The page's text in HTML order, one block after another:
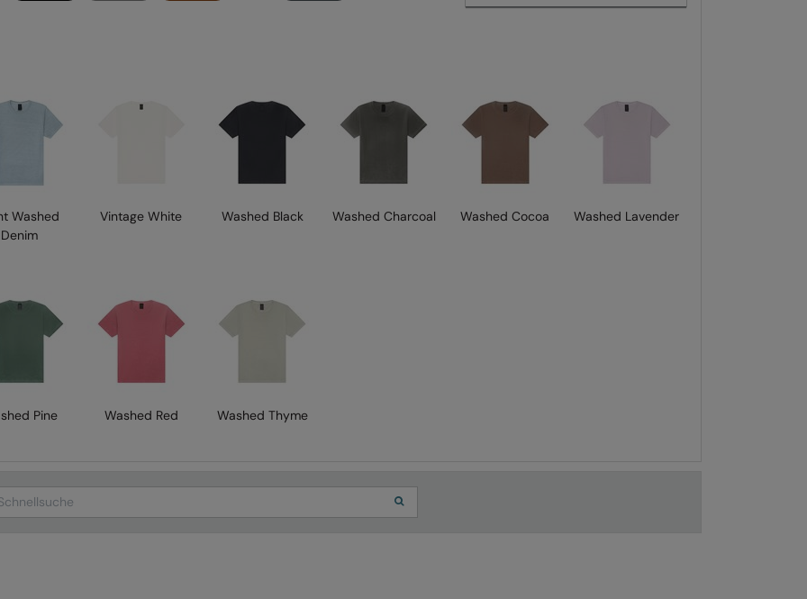
Washed
Denim
Vintage White Washed Black Washed Charcoal Washed Cocoa Washed Lavender
Pine Washed Red Washed Thyme